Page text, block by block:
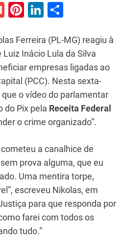
G
ai
l
Pi
er
e
st
Li
k
e
dI
n
ar
e
Ferreira (PL-MG) reagiu à
Inácio Lula da Silva
empresas ligadas ao
(PCC). Nesta sexta-
o vídeo do parlamentar
do Pix pela Receita Federal
o crime organizado”.
a canalhice de
prova alguma, que eu
Uma mentira torpe,
escreveu Nikolas, em
para que responda por
farei com todos os
tudo.”